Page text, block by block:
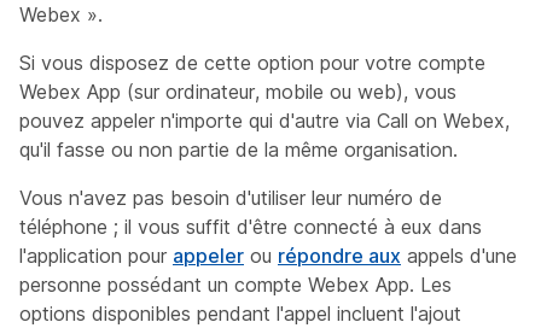
Webex ».
Si vous disposez de cette option pour votre compte
Webex App (sur ordinateur, mobile ou web), vous
pouvez appeler n'importe qui d'autre via Call on Webex,
qu'il fasse ou non partie de la même organisation.
Vous n'avez pas besoin d'utiliser leur numéro de
téléphone ; il vous suffit d'être connecté à eux dans
l'application pour appeler ou répondre aux appels d'une
personne possédant un compte Webex App. Les
options disponibles pendant l'appel incluent l'ajout